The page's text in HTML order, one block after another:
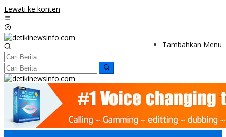
Lewati ke konten
Tambahkan Menu